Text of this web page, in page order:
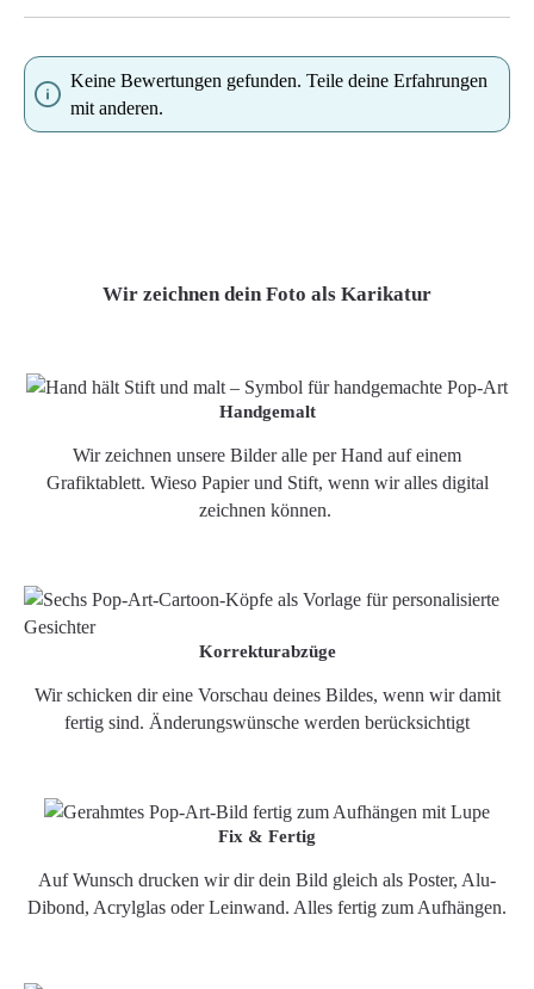
Keine Bewertungen gefunden. Teile deine Erfahrungen
mit anderen.
Wir zeichnen dein Foto als Karikatur
Handgemalt
Wir zeichnen unsere Bilder alle per Hand auf einem
Grafiktablett. Wieso Papier und Stift, wenn wir alles digital
zeichnen können.
Korrekturabzüge
Wir schicken dir eine Vorschau deines Bildes, wenn wir damit
fertig sind. Änderungswünsche werden berücksichtigt
Fix & Fertig
Auf Wunsch drucken wir dir dein Bild gleich als Poster, Alu-
Dibond, Acrylglas oder Leinwand. Alles fertig zum Aufhängen.